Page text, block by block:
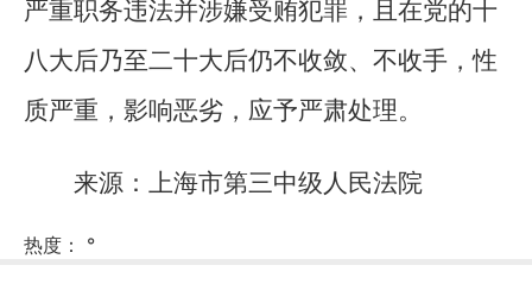
严重职务违法并涉嫌受贿犯罪，且在党的十
八大后乃至二十大后仍不收敛、不收手，性
质严重，影响恶劣，应予严肃处理。
来源：上海市第三中级人民法院
热度： °